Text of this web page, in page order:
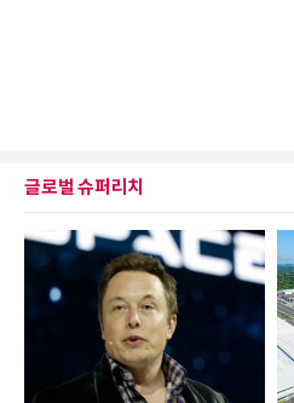
글로벌 슈퍼리치